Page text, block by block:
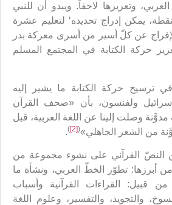
وتعزيزها لاحقاً. ويبدو أن للنبي
يمكن إدراج تحديده‘ لتعليم عشرة
عن كلّ أسير من أسرى معركة بدر
حركة الكتابة في المجتمع المسلم
ترسيخ حركة الكتابة ما يشير إليه
ولفنسون، بأن «صحف القرآن
وصلت إلينا عن اللغة العربية، قبل
من الشعر الجاهلي»(
[2]
)
.
النصّ القرآني على نشوء مجموعة من
من أبرزها: تطوّر الخطّ العربي، ونشأة ما
قبيل: القراءات القرآنية وأسباب
والتجويد، والتفسير، وعلوم اللغة